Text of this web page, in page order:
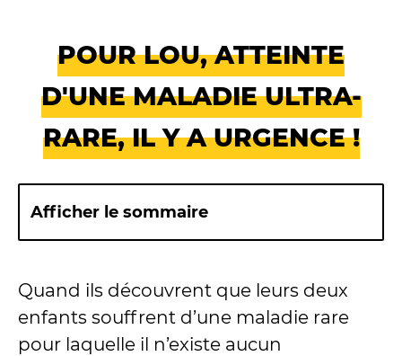
POUR LOU, ATTEINTE
D'UNE MALADIE ULTRA-
RARE, IL Y A URGENCE !
Afficher le sommaire
Quand ils découvrent que leurs deux
enfants souffrent d’une maladie rare
pour laquelle il n’existe aucun